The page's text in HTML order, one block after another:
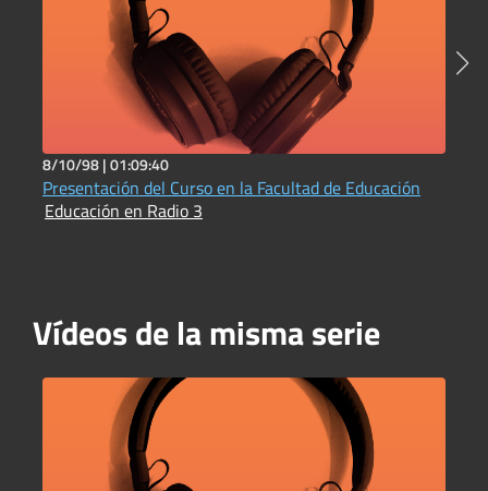
8/10/98 |01:09:40
Presentación del Curso en la Facultad de Educación
Educación en Radio 3
Vídeos de la misma serie